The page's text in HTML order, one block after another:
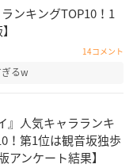
ンキングTOP10！1
14コメント
るw
』人気キャラランキ
！第1位は観音坂独歩
アンケート結果】